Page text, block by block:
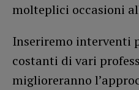
molteplici occasioni
Inseriremo interventi
costanti di vari
miglioreranno